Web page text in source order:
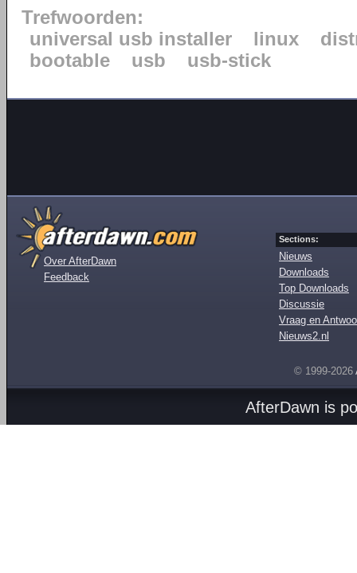
Trefwoorden:
universal usb installer
linux
bootable
usb usb-stick
Over AfterDawn
Feedback
Sections:
Nieuws
Downloads
Top Downloads
Discussie
Vraag en
Nieuws2.nl
© 1999-2026
AfterDawn is